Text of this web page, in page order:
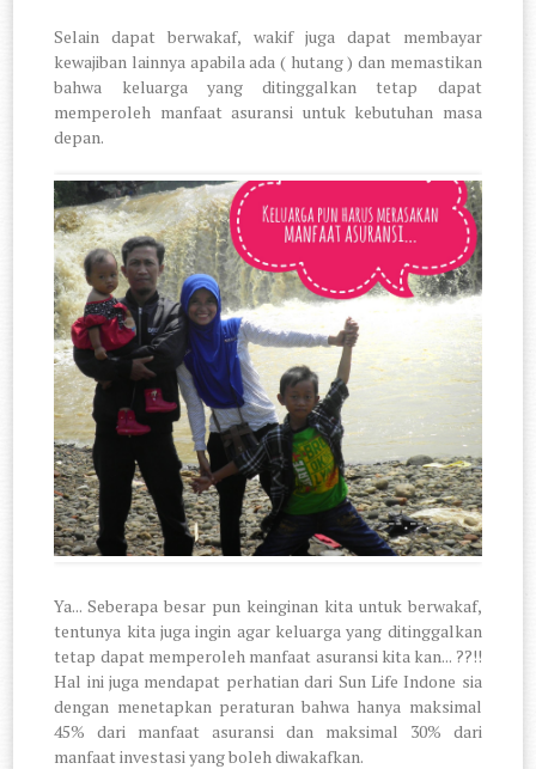
Selain dapat berwakaf, wakif juga dapat membayar
kewajiban lainnya apabila ada ( hutang ) dan memastikan
bahwa keluarga yang ditinggalkan tetap dapat
memperoleh manfaat asuransi untuk kebutuhan masa
depan.
Ya... Seberapa besar pun keinginan kita untuk berwakaf,
tentunya kita juga ingin agar keluarga yang ditinggalkan
tetap dapat memperoleh manfaat asuransi kita kan... ??!!
Hal ini juga mendapat perhatian dari Sun Life Indone sia
dengan menetapkan peraturan bahwa hanya maksimal
45% dari manfaat asuransi dan maksimal 30% dari
manfaat investasi yang boleh diwakafkan.